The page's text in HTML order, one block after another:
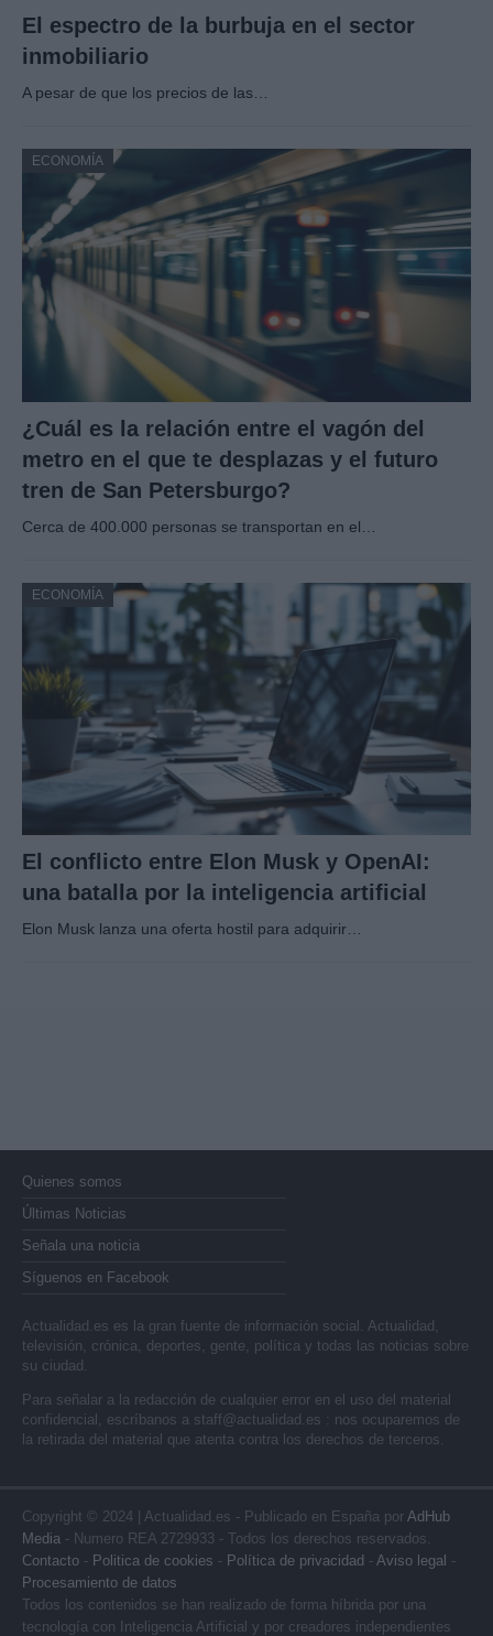
El espectro de la burbuja en el sector
inmobiliario
A pesar de que los precios de las…
ECONOMÍA
¿Cuál es la relación entre el vagón del
metro en el que te desplazas y el futuro
tren de San Petersburgo?
Cerca de 400.000 personas se transportan en el…
ECONOMÍA
El conflicto entre Elon Musk y OpenAI:
una batalla por la inteligencia artificial
Elon Musk lanza una oferta hostil para adquirir…
Quienes somos
Últimas Noticias
Señala una noticia
Síguenos en Facebook
Actualidad.es es la gran fuente de información social. Actualidad,
televisión, crónica, deportes, gente, política y todas las noticias sobre
su ciudad.
Para señalar a la redacción de cualquier error en el uso del material
confidencial, escríbanos a staff@actualidad.es : nos ocuparemos de
la retirada del material que atenta contra los derechos de terceros.
Copyright © 2024 | Actualidad.es - Publicado en España por AdHub
Media - Numero REA 2729933 - Todos los derechos reservados.
Contacto - Politica de cookies - Política de privacidad - Aviso legal -
Procesamiento de datos
Todos los contenidos se han realizado de forma híbrida por una
tecnología con Inteligencia Artificial y por creadores independientes